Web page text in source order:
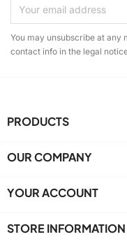
You may unsubscribe at any
contact info in the legal
PRODUCTS
OUR COMPANY
YOUR ACCOUNT
STORE INFORMATION